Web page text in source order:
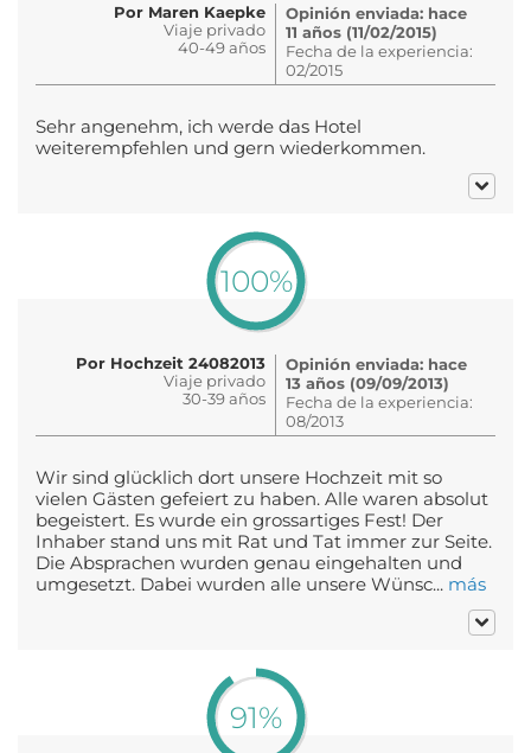
Por Maren Kaepke
Viaje privado
40-49 años
Opinión enviada: hace
11 años (11/02/2015)
Fecha de la experiencia:
02/2015
Sehr angenehm, ich werde das Hotel
weiterempfehlen und gern wiederkommen.
100%
Por Hochzeit 24082013
Viaje privado
30-39 años
Opinión enviada: hace
13 años (09/09/2013)
Fecha de la experiencia:
08/2013
Wir sind glücklich dort unsere Hochzeit mit so
vielen Gästen gefeiert zu haben. Alle waren absolut
begeistert. Es wurde ein grossartiges Fest! Der
Inhaber stand uns mit Rat und Tat immer zur Seite.
Die Absprachen wurden genau eingehalten und
umgesetzt. Dabei wurden alle unsere Wünsc... más
91%